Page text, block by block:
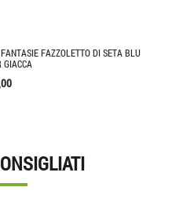
FAZZOLETTO DI SETA BLU
GIACCA